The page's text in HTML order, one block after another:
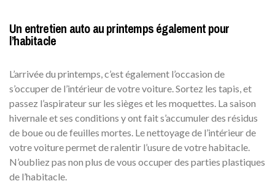
Un entretien auto au printemps également pour
l’habitacle
L’arrivée du printemps, c’est également l’occasion de
s’occuper de l’intérieur de votre voiture. Sortez les tapis, et
passez l’aspirateur sur les sièges et les moquettes. La saison
hivernale et ses conditions y ont fait s’accumuler des résidus
de boue ou de feuilles mortes. Le nettoyage de l’intérieur de
votre voiture permet de ralentir l’usure de votre habitacle.
N’oubliez pas non plus de vous occuper des parties plastiques
de l’habitacle.